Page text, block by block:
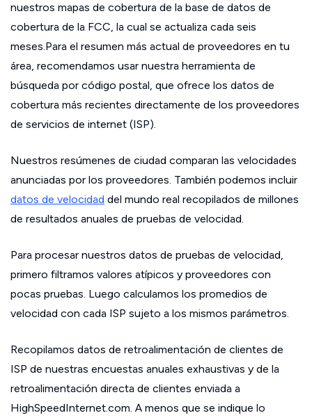
nuestros mapas de cobertura de la base de datos de
cobertura de la FCC, la cual se actualiza cada seis
meses.Para el resumen más actual de proveedores en tu
área, recomendamos usar nuestra herramienta de
búsqueda por código postal, que ofrece los datos de
cobertura más recientes directamente de los proveedores
de servicios de internet (ISP).
Nuestros resúmenes de ciudad comparan las velocidades
anunciadas por los proveedores. También podemos incluir
datos de velocidad del mundo real recopilados de millones
de resultados anuales de pruebas de velocidad.
Para procesar nuestros datos de pruebas de velocidad,
primero filtramos valores atípicos y proveedores con
pocas pruebas. Luego calculamos los promedios de
velocidad con cada ISP sujeto a los mismos parámetros.
Recopilamos datos de retroalimentación de clientes de
ISP de nuestras encuestas anuales exhaustivas y de la
retroalimentación directa de clientes enviada a
HighSpeedInternet.com. A menos que se indique lo